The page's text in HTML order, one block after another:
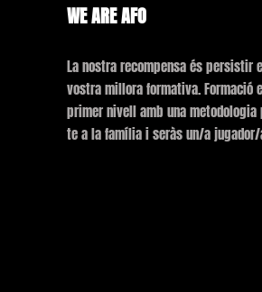
WE ARE AFO
La nostra recompensa és persistir
vostra millora formativa. Formació
primer nivell amb una metodologia
te a la família i seràs un/a